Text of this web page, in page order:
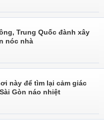
Trung Quốc đành xây
nóc nhà
này để tìm lại cảm giác
Gòn náo nhiệt